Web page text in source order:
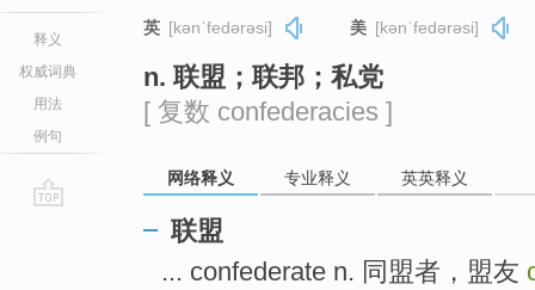
释义
权威词典
用法
例句
英 [kənˈfedərəsi] 美 [kənˈfedərəsi]
n. 联盟；联邦；私党
[ 复数 confederacies ]
网络释义 专业释义 英英释义
联盟
... confederate n. 同盟者，盟友